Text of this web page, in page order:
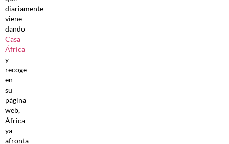
diariamente
viene
dando
Casa
África
y
recoge
en
su
página
web,
África
ya
afronta